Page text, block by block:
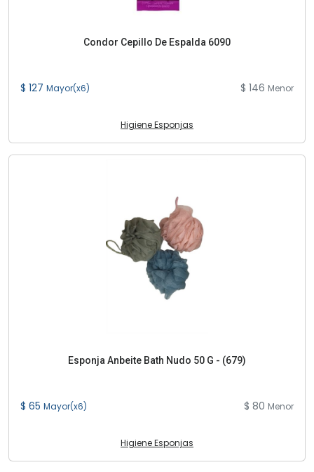
Condor Cepillo De Espalda 6090
$ 127 Mayor(x6) $ 146 Menor
Higiene Esponjas
Esponja Anbeite Bath Nudo 50 G - (679)
$ 65 Mayor(x6) $ 80 Menor
Higiene Esponjas